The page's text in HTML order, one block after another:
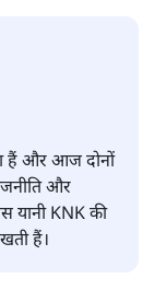
हैं और आज दोनों
और
यानी KNK की
हैं।